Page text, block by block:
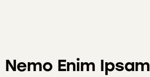
Nemo Enim Ipsam